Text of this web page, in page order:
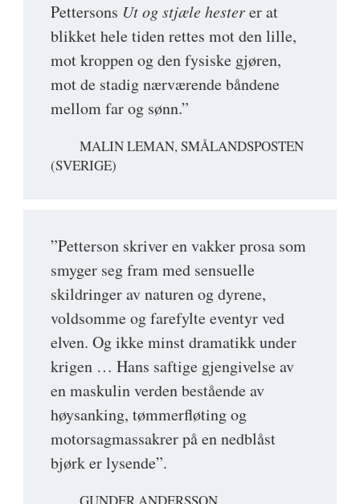
Pettersons Ut og stjæle hesterer at
blikket hele tiden rettes mot den lille,
mot kroppen og den fysiske gjøren,
mot de stadig nærværende båndene
mellom far og sønn.”
MALIN LEMAN, SMÅLANDSPOSTEN
(SVERIGE)
”Petterson skriver en vakker prosa som
smyger seg fram med sensuelle
skildringer av naturen og dyrene,
voldsomme og farefylte eventyr ved
elven. Og ikke minst dramatikk under
krigen … Hans saftige gjengivelse av
en maskulin verden bestående av
høysanking, tømmerfløting og
motorsagmassakrer på en nedblåst
bjørk er lysende”.